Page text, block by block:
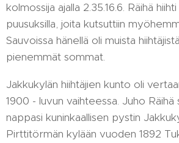
kolmossija ajalla 2.35.16.6. Räihä
puusuksilla, joita kutsuttiin
Sauvoissa hänellä oli muista
pienemmät sommat.
Jakkukylän hiihtäjien kunto oli
1900 - luvun vaihteessa. Juho Räihä
nappasi kuninkaallisen pystin
Pirttitörmän kylään vuoden 1892